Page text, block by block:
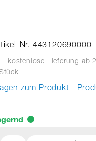
Nr. 443120690000
kostenlose Lieferung ab
zum Produkt